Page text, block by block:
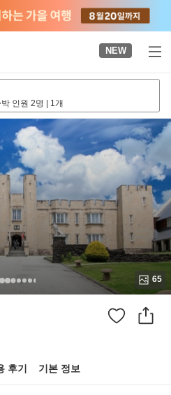
NEW
박 인원 2명 | 1개
65
후기 기본 정보